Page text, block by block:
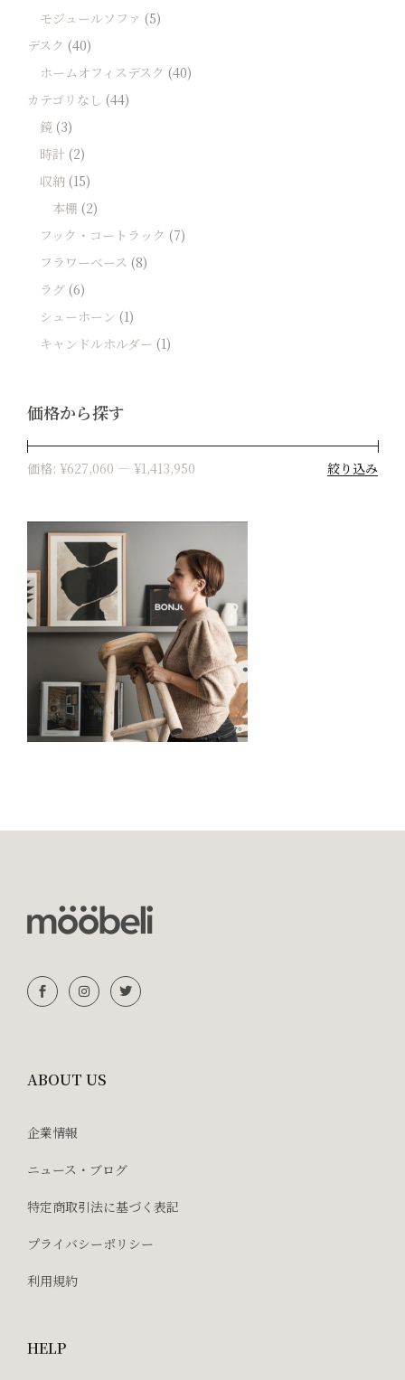
モジュールソファ (5)
デスク (40)
ホームオフィスデスク (40)
カテゴリなし (44)
鏡 (3)
時計 (2)
収納 (15)
本棚 (2)
フック・コートラック (7)
フラワーベース (8)
ラグ (6)
シューホーン (1)
キャンドルホルダー (1)
価格から探す
絞り込み
価格: ¥627,060 — ¥1,413,950
ABOUT US
企業情報
ニュース・ブログ
特定商取引法に基づく表記
プライバシーポリシー
利用規約
HELP